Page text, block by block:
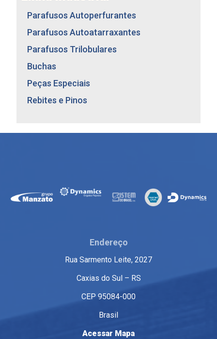
Parafusos Autoperfurantes
Parafusos Autoatarraxantes
Parafusos Trilobulares
Buchas
Peças Especiais
Rebites e Pinos
Endereço
Rua Sarmento Leite, 2027
Caxias do Sul – RS
CEP 95084-000
Brasil
Acessar Mapa